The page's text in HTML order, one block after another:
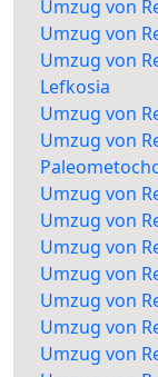
Umzug von
Umzug von
Umzug von
Lefkosia
Umzug von
Umzug von
Umzug von
Umzug von
Umzug von
Umzug von
Umzug von
Umzug von
Umzug von